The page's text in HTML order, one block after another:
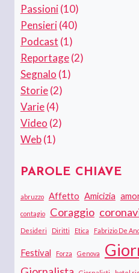
Passioni(10)
Pensieri(40)
Podcast (1)
Reportage(2)
Segnalo (1)
Storie(2)
Varie(4)
Video (2)
Web(1)
PAROLE CHIAVE
abruzzo Affetto Amicizia
contagio Coraggio
Desideri Diritti Etica Fabrizio De
Festival Forza Genova